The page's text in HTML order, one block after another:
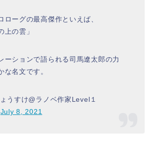
ローグの最高傑作といえば、
上の雲」
ーションで語られる司馬遼太郎の力
な名文です。
うすけ@ラノベ作家Level１
July 8, 2021